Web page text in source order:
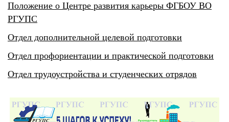
Положение о Центре развития карьеры ФГБОУ ВО
РГУПС
Отдел дополнительной целевой подготовки
Отдел профориентации и практической подготовки
Отдел трудоустройства и студенческих отрядов